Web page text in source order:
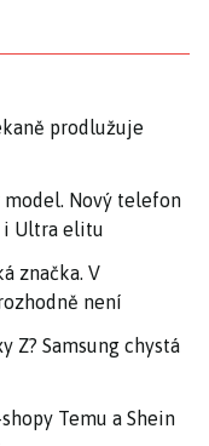
prodlužuje
model. Nový telefon
i Ultra elitu
značka. V
není
Z? Samsung chystá
Temu a Shein